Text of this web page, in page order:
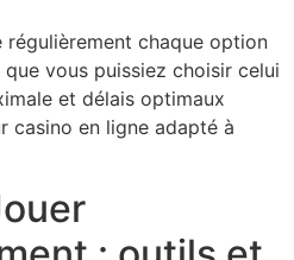
régulièrement chaque option
vous puissiez choisir celui
et délais optimaux
casino en ligne adapté à